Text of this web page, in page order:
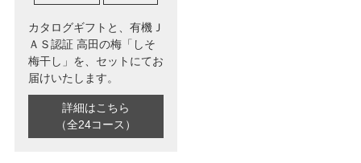
カタログギフトと、有機Ｊ
ＡＳ認証 高田の梅「しそ
梅干し」を、セットにてお
届けいたします。
詳細はこちら
（全24コース）